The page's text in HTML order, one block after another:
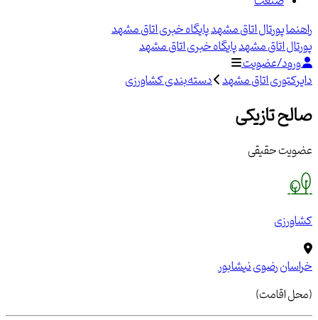
راهنماپورتال اتاق مشهدپایگاه خبری اتاق مشهد
پورتال اتاق مشهدپایگاه خبری اتاق مشهد
ورود/عضویت
دایرکتوری اتاق مشهد دسته‌بندی کشاورزی
صالح تازیکی
عضویت حقیقی
کشاورزی
خراسان رضوینیشابور
(محل اقامت)